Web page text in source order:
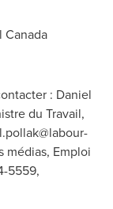
Canada
: Daniel
du Travail,
médias, Emploi
5559,